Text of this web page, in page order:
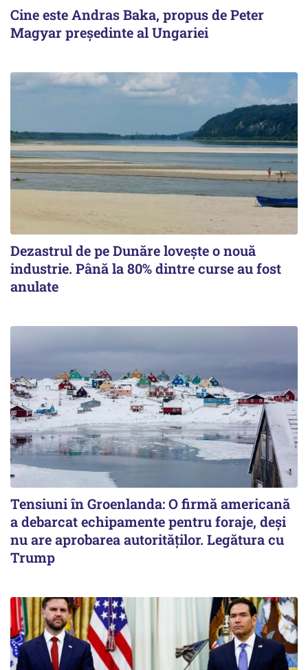
Cine este Andras Baka, propus de Peter
Magyar președinte al Ungariei
Dezastrul de pe Dunăre lovește o nouă
industrie. Până la 80% dintre curse au fost
anulate
Tensiuni în Groenlanda: O firmă americană
a debarcat echipamente pentru foraje, deși
nu are aprobarea autorităților. Legătura cu
Trump